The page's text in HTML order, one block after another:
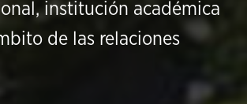
institución académica
de las relaciones